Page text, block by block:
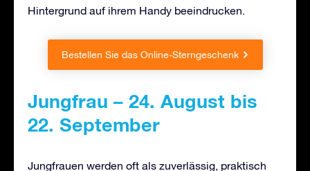
Hintergrund auf ihrem Handy beeindrucken.
Bestellen Sie das Online-Sterngeschenk
Jungfrau – 24. August bis
22. September
Jungfrauen werden oft als zuverlässig, praktisch